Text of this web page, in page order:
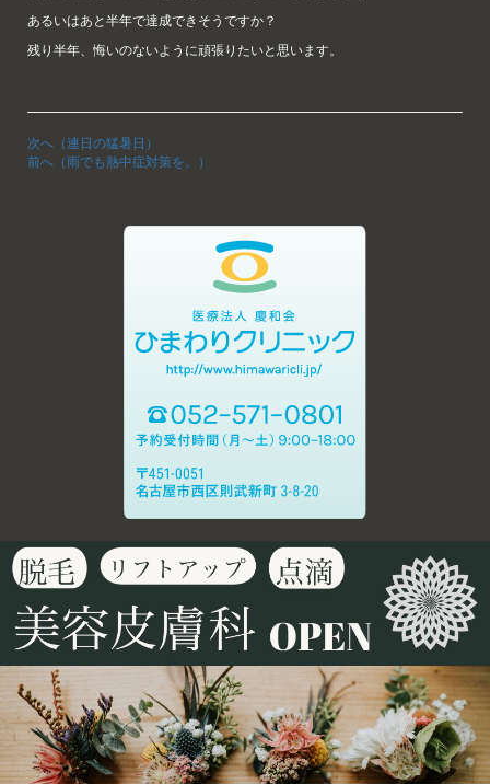
あるいはあと半年で達成できそうですか？
残り半年、悔いのないように頑張りたいと思います。
次へ（連日の猛暑日）
前へ（雨でも熱中症対策を。）